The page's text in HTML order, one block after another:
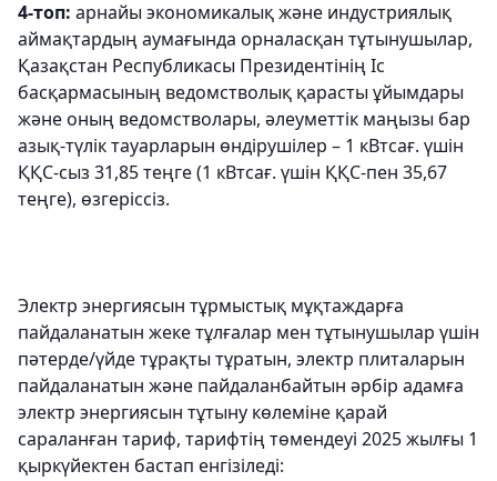
4-топ: арнайы экономикалық және индустриялық
аймақтардың аумағында орналасқан тұтынушылар,
Қазақстан Республикасы Президентінің Іс
басқармасының ведомстволық қарасты ұйымдары
және оның ведомстволары, әлеуметтік маңызы бар
азық-түлік тауарларын өндірушілер – 1 кВтсағ. үшін
ҚҚС-сыз 31,85 теңге (1 кВтсағ. үшін ҚҚС-пен 35,67
теңге), өзгеріссіз.
Электр энергиясын тұрмыстық мұқтаждарға
пайдаланатын жеке тұлғалар мен тұтынушылар үшін
пәтерде/үйде тұрақты тұратын, электр плиталарын
пайдаланатын және пайдаланбайтын әрбір адамға
электр энергиясын тұтыну көлеміне қарай
сараланған тариф, тарифтің төмендеуі 2025 жылғы 1
қыркүйектен бастап енгізіледі: